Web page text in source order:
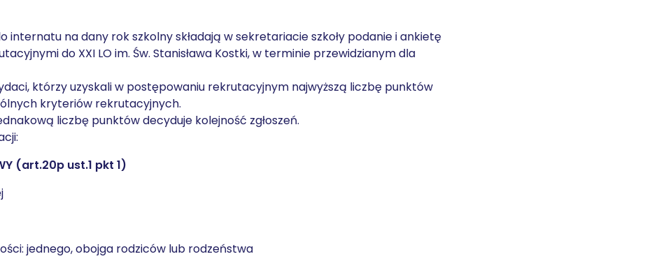
internatu na dany rok szkolny składają w sekretariacie szkoły podanie i ankietę
do XXI LO im. Św. Stanisława Kostki, w terminie przewidzianym dla
którzy uzyskali w postępowaniu rekrutacyjnym najwyższą liczbę punktów
kryteriów rekrutacyjnych.
liczbę punktów decyduje kolejność zgłoszeń.
(art.20p ust.1 pkt 1)
jednego, obojga rodziców lub rodzeństwa